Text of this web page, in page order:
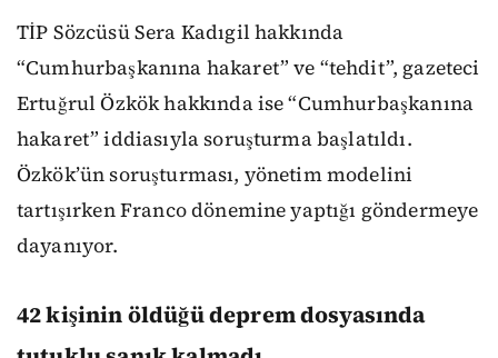
TİP Sözcüsü Sera Kadıgil hakkında
“Cumhurbaşkanına hakaret” ve “tehdit”, gazeteci
Ertuğrul Özkök hakkında ise “Cumhurbaşkanına
hakaret” iddiasıyla soruşturma başlatıldı.
Özkök’ün soruşturması, yönetim modelini
tartışırken Franco dönemine yaptığı göndermeye
dayanıyor.
42 kişinin öldüğü deprem dosyasında